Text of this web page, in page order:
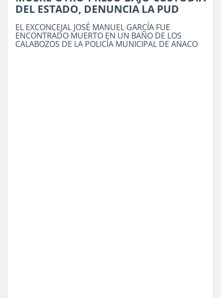
DEL ESTADO, DENUNCIA LA PUD
EL EXCONCEJAL JOSÉ MANUEL GARCÍA FUE
ENCONTRADO MUERTO EN UN BAÑO DE LOS
CALABOZOS DE LA POLICÍA MUNICIPAL DE ANACO